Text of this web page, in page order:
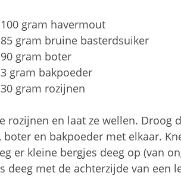
100 gram havermout
85 gram bruine basterdsuiker
90 gram boter
3 gram bakpoeder
30 gram rozijnen
rozijnen en laat ze wellen. Droog
boter en bakpoeder met elkaar.
er kleine bergjes deeg op (van
deeg met de achterzijde van een